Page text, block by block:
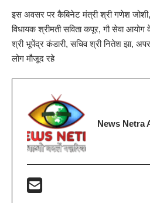
इस अवसर पर कैबिनेट मंत्री श्री गणेश
विधायक श्रीमती सविता कपूर, गौ सेवा
श्री भूपेंद्र कंडारी, सचिव श्री नितेश झा,
लोग मौजूद रहे
News Netra